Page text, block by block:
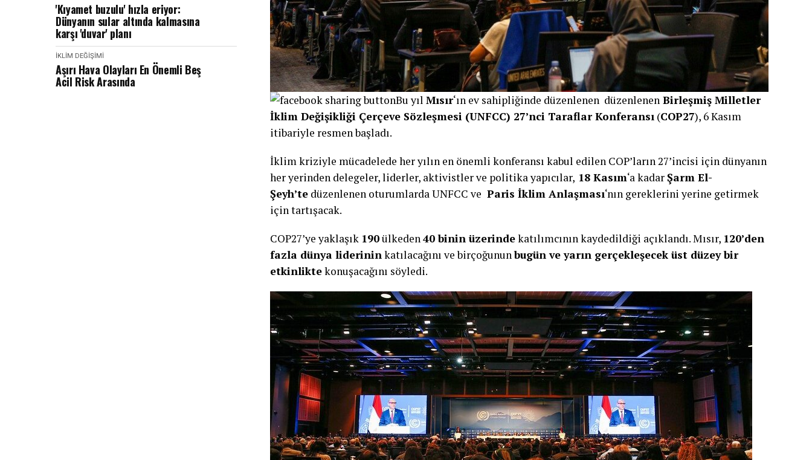
'Kıyamet buzulu' hızla eriyor:
Dünyanın sular altında kalmasına
karşı 'duvar' planı
İKLIM DEĞIŞIMI
Aşırı Hava Olayları En Önemli Beş
Acil Risk Arasında
Bu yıl Mısır‘ın ev sahipliğinde düzenlenen düzenlenen Birleşmiş Milletler
İklim Değişikliği Çerçeve Sözleşmesi (UNFCC) 27’nci Taraflar Konferansı (COP27), 6 Kasım
itibariyle resmen başladı.
İklim kriziyle mücadelede her yılın en önemli konferansı kabul edilen COP’ların 27’incisi için dünyanın
her yerinden delegeler, liderler, aktivistler ve politika yapıcılar, 18 Kasım‘a kadarŞarm El-
Şeyh’te düzenlenen oturumlarda UNFCC ve Paris İklim Anlaşması‘nın gereklerini yerine getirmek
için tartışacak.
COP27’ye yaklaşık 190ülkeden40 binin üzerindekatılımcının kaydedildiği açıklandı. Mısır, 120’den
fazla dünya liderininkatılacağını ve birçoğununbugün ve yarın gerçekleşecek üst düzey bir
etkinliktekonuşacağını söyledi.